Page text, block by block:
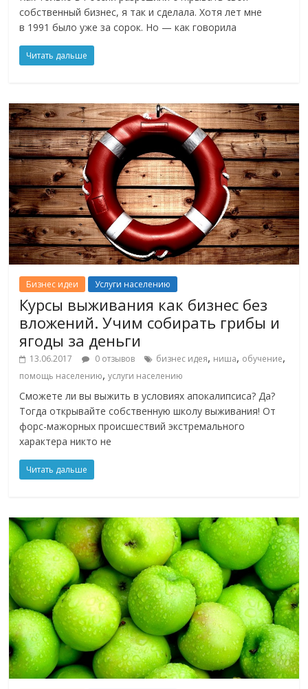
собственный бизнес, я так и сделала. Хотя лет мне
в 1991 было уже за сорок. Но — как говорила
Читать дальше
Бизнес идеи Услуги населению
Курсы выживания как бизнес без
вложений. Учим собирать грибы и
ягоды за деньги
13.06.2017 0 отзывов бизнес идея, ниша, обучение,
помощь населению,услуги населению
Сможете ли вы выжить в условиях апокалипсиса? Да?
Тогда открывайте собственную школу выживания! От
форс-мажорных происшествий экстремального
характера никто не
Читать дальше